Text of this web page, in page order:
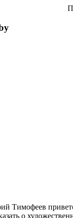
Тимофеев
о